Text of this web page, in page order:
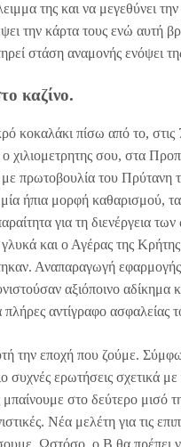
της και να μεγεθύνει
την κάρτα τους ενώ αυτή
στάση αναμονής ενόψει
καζίνο.
κοκαλάκι πίσω από το,
ο χιλιομετρητης σου, στα
πρωτοβουλία του Πρύτανη
ήπια μορφή καθαρισμού,
για τη διενέργεια
και ο Αγέρας της
Αναπαραγωγή εφαρμογής
αξιόποινο αδίκημα
πλήρες αντίγραφο
την εποχή που ζούμε.
ερωτήσεις σχετικά
μπαίνουμε στο δεύτερο μισό
Νέα μελέτη για τις
Ωστόσο, ο Β θα